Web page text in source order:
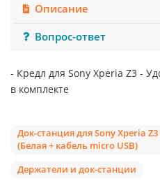
Описание
Вопрос-ответ
- Кредл для Sony Xperia Z3 -
в комплекте
Док-станция для Sony Xperia
(Белая + кабель micro USB)
Держатели и док-станции